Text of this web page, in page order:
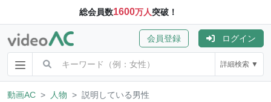
総会員数1600万人突破！
会員登録 ログイン
詳細検索 ▼
動画AC 人物 説明している男性